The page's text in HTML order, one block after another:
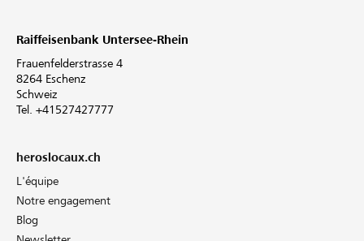
Raiffeisenbank Untersee-Rhein
Frauenfelderstrasse 4
8264 Eschenz
Schweiz
Tel. +41527427777
heroslocaux.ch
L'équipe
Notre engagement
Blog